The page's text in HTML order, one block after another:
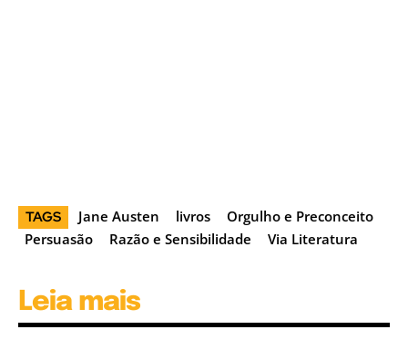
TAGS Jane Austen livros
Orgulho e Preconceito
Persuasão
Razão e Sensibilidade Via Literatura
Leia mais